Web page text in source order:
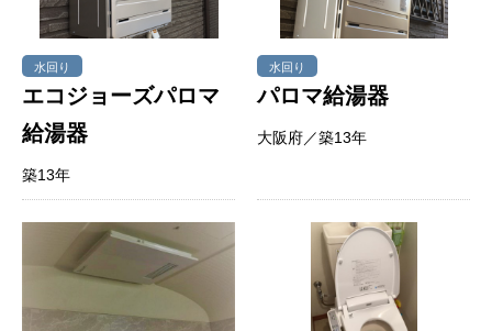
水回り
エコジョーズパロマ
給湯器
築13年
水回り
パロマ給湯器
大阪府／築13年